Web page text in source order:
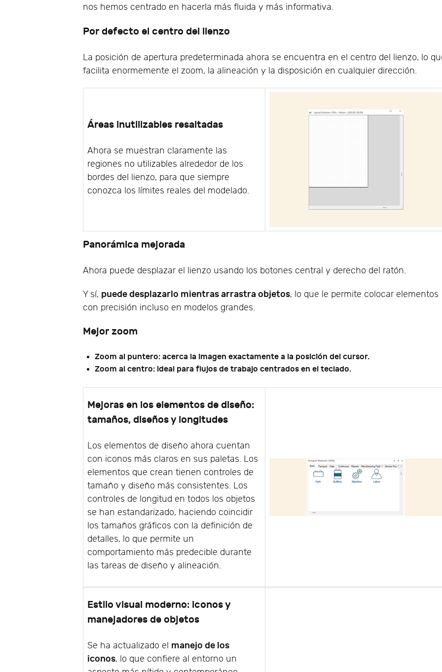
nos hemos centrado en hacerla más fluida y más informativa.
Por defecto el centro del lienzo
La posición de apertura predeterminada ahora se encuentra en el centro del lienzo, lo
facilita enormemente el zoom, la alineación y la disposición en cualquier dirección.
Áreas inutilizables resaltadas
Ahora se muestran claramente las
regiones no utilizables alrededor de los
bordes del lienzo, para que siempre
conozca los límites reales del modelado.
Panorámica mejorada
Ahora puede desplazar el lienzo usando los botones central y derecho del ratón.
Y sí, puede desplazarlo mientras arrastra objetos, lo que le permite colocar elementos
con precisión incluso en modelos grandes.
Mejor zoom
Zoom al puntero: acerca la imagen exactamente a la posición del cursor.
Zoom al centro: ideal para flujos de trabajo centrados en el teclado.
Mejoras en los elementos de diseño:
tamaños, diseños y longitudes
Los elementos de diseño ahora cuentan
con iconos más claros en sus paletas. Los
elementos que crean tienen controles de
tamaño y diseño más consistentes. Los
controles de longitud en todos los objetos
se han estandarizado, haciendo coincidir
los tamaños gráficos con la definición de
detalles, lo que permite un
comportamiento más predecible durante
las tareas de diseño y alineación.
Estilo visual moderno: iconos y
manejadores de objetos
Se ha actualizado el manejo de los
iconos, lo que confiere al entorno un